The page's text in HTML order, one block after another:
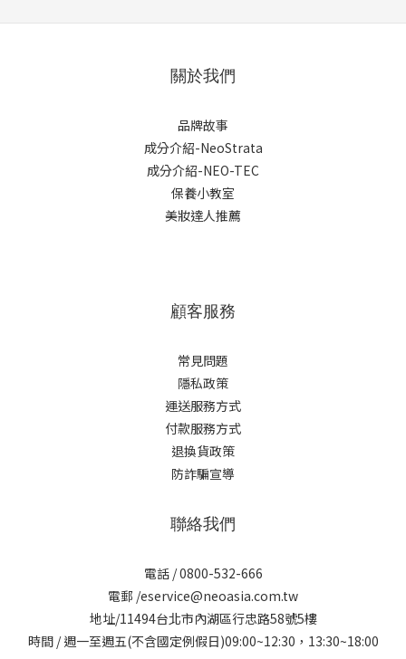
關於我們
品牌故事
成分介紹-NeoStrata
成分介紹-NEO-TEC
保養小教室
美妝達人推薦
顧客服務
常見問題
隱私政策
運送服務方式
付款服務方式
退換貨政策
防詐騙宣導
聯絡我們
電話 / 0800-532-666
電郵 /eservice@neoasia.com.tw
地址/11494台北市內湖區行忠路58號5樓
時間 / 週一至週五(不含國定例假日)09:00~12:30，13:30~18:00